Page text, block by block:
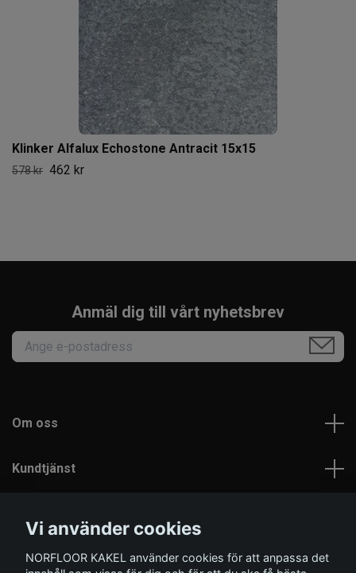
Klinker Alfalux Echostone Antracit 15x15
578 kr 462 kr
Anmäl dig till vårt nyhetsbrev
Om oss
Kundtjänst
Sociala medier
Vi använder cookies
NORFLOOR KAKEL använder cookies för att anpassa det